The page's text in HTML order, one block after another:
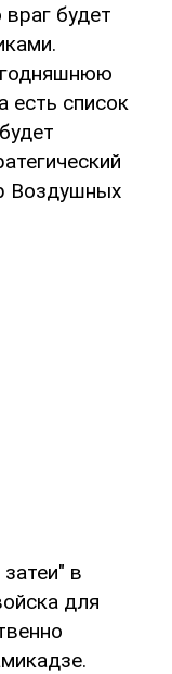
будет
есть список
Воздушных
в
для